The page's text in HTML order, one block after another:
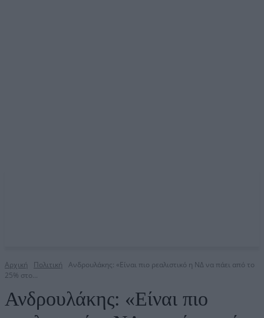
Αρχική Πολιτική
Ανδρουλάκης: «Είναι πιο ρεαλιστικό η ΝΔ να πάει από το
25% στο...
Ανδρουλάκης: «Είναι πιο